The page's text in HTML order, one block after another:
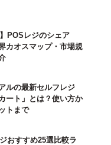
】POSレジのシェア
カオスマップ・市場規
ルの最新セルフレジ
ート」とは？使い方か
トまで
おすすめ25選比較ラ